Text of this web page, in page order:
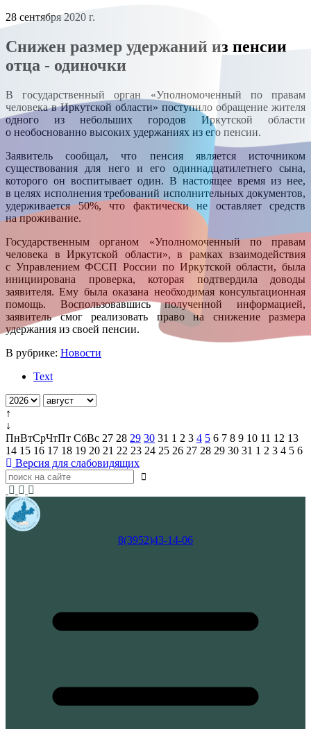
28 сентября 2020 г.
Снижен размер удержаний из пенсии
отца - одиночки
В государственный орган «Уполномоченный по правам
человека в Иркутской области» поступило обращение жителя
одного из небольших городов Иркутской области
о необоснованно высоких удержаниях из его пенсии.
Заявитель сообщал, что пенсия является источником
существования для него и его одиннадцатилетнего сына,
которого он воспитывает один. В настоящее время из нее,
в целях исполнения требований исполнительных документов,
удерживается 50%, что фактически не оставляет средств
на проживание.
Государственным органом «Уполномоченный по правам
человека в Иркутской области», в рамках взаимодействия
с Управлением ФССП России по Иркутской области, была
инициирована проверка, которая подтвердила доводы
заявителя. Ему была оказана необходимая консультационная
помощь. Воспользовавшись полученной информацией,
заявитель смог реализовать право на снижение размера
удержания из своей пенсии.
В рубрике: Новости
Text
↑
↓
ПнВтСрЧтПт СбВс 27 28 29 30 31 1 2 3 4 5 6 7 8 9 10 11 12 13
14 15 16 17 18 19 20 21 22 23 24 25 26 27 28 29 30 31 1 2 3 4 5 6
Версия для слабовидящих
8(3952)43-14-06